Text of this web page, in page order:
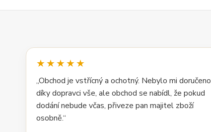
★★★★★
„Obchod je vstřícný a ochotný. Nebylo mi doručeno
díky dopravci vše, ale obchod se nabídl, že pokud
dodání nebude včas, přiveze pan majitel zboží
osobně.“